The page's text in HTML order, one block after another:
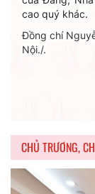
cao quý khác.
Đồng chí
Nội./.
CHỦ TRƯƠNG,